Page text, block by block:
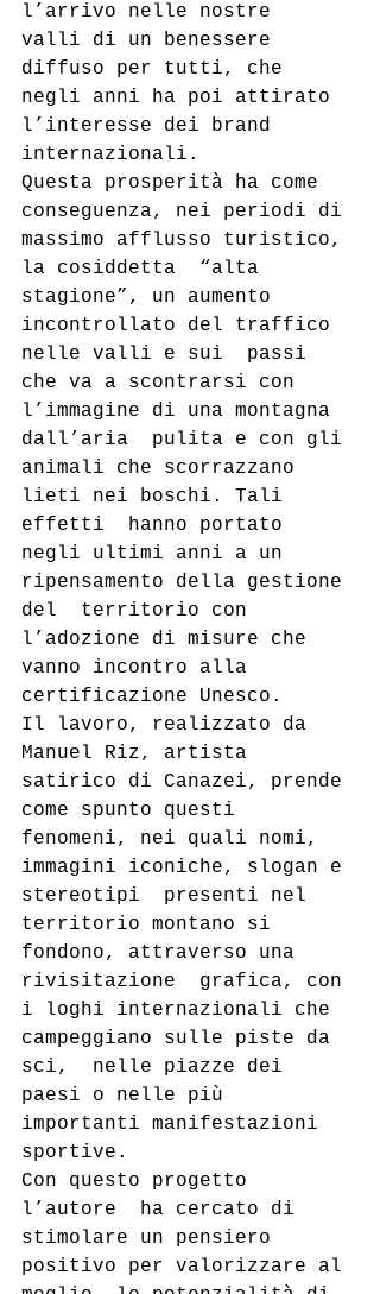
l’arrivo nelle nostre
valli di un benessere
diffuso per tutti, che
negli anni ha poi attirato
l’interesse dei brand
internazionali.
Questa prosperità ha come
conseguenza, nei periodi di
massimo afflusso turistico,
la cosiddetta  “alta
stagione”, un aumento
incontrollato del traffico
nelle valli e sui  passi
che va a scontrarsi con
l’immagine di una montagna
dall’aria  pulita e con gli
animali che scorrazzano
lieti nei boschi. Tali
effetti  hanno portato
negli ultimi anni a un
ripensamento della gestione
del  territorio con
l’adozione di misure che
vanno incontro alla
certificazione Unesco.
Il lavoro, realizzato da
Manuel Riz, artista
satirico di Canazei, prende
come spunto questi
fenomeni, nei quali nomi,
immagini iconiche, slogan e
stereotipi  presenti nel
territorio montano si
fondono, attraverso una
rivisitazione  grafica, con
i loghi internazionali che
campeggiano sulle piste da
sci,  nelle piazze dei
paesi o nelle più
importanti manifestazioni
sportive.
Con questo progetto
l’autore  ha cercato di
stimolare un pensiero
positivo per valorizzare al